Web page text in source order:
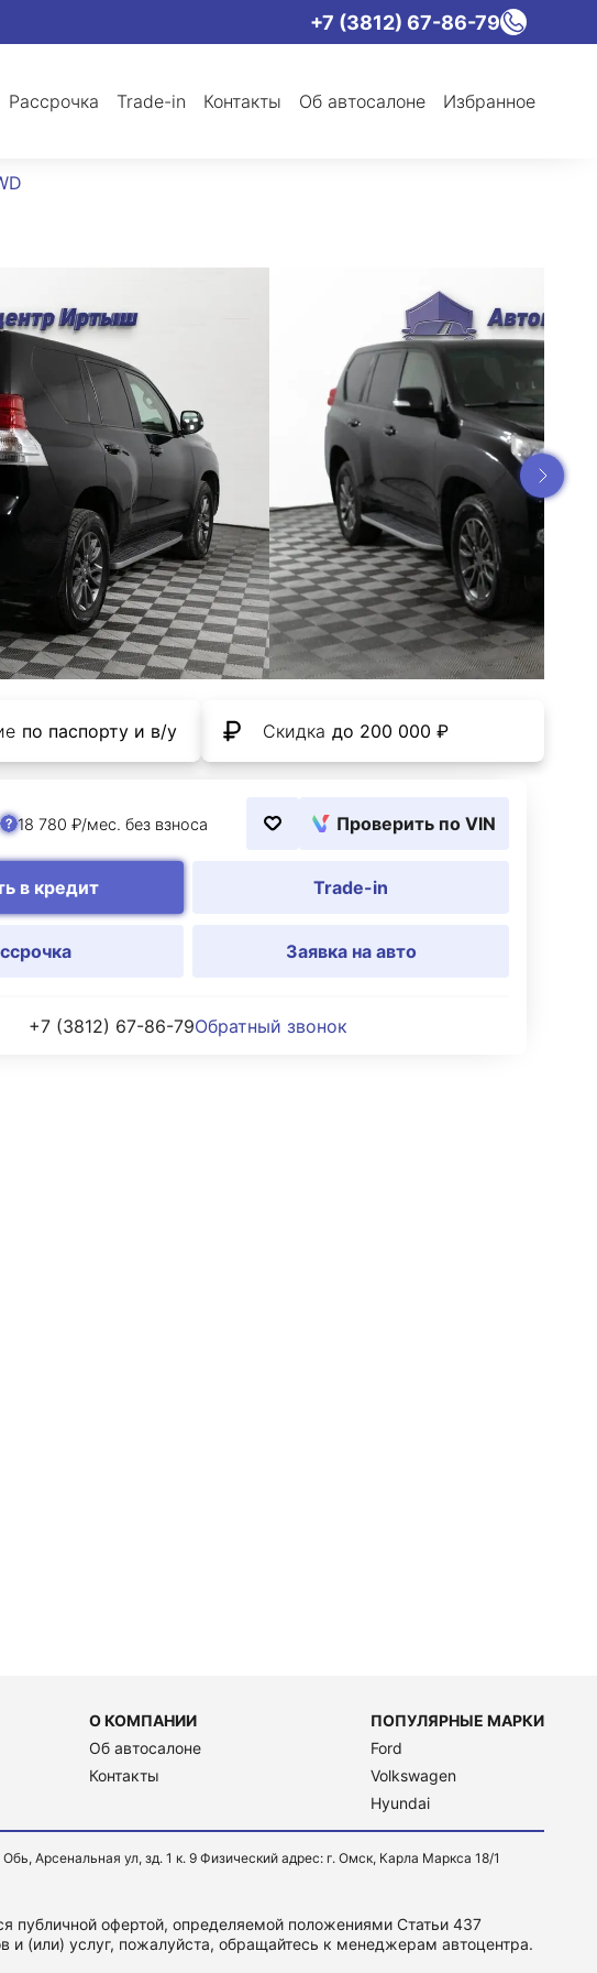
+7 (3812) 67-86-79
Рассрочка Trade-in Контакты Об автосалоне Избранное
по паспорту и в/у Скидка до 200 000 ₽
18 780 ₽/мес. без взноса Проверить по VIN
в кредит Trade-in
Заявка на авто
+7 (3812) 67-86-79Обратный звонок
О КОМПАНИИ
Об автосалоне
Контакты
ПОПУЛЯРНЫЕ МАРКИ
Ford
Volkswagen
Hyundai
Арсенальная ул, зд. 1 к. 9 Физический адрес: г. Омск, Карла Маркса 18/1
публичной офертой, определяемой положениями Статьи 437
(или) услуг, пожалуйста, обращайтесь к менеджерам автоцентра.